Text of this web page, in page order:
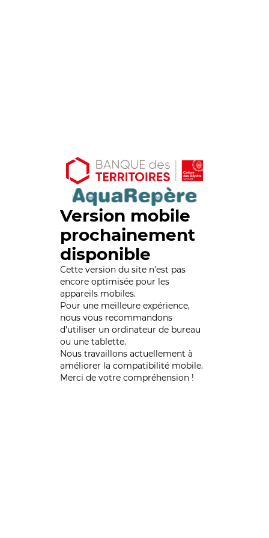
Version mobile
prochainement
disponible
Cette version du site n’est pas
encore optimisée pour les
appareils mobiles.
Pour une meilleure expérience,
nous vous recommandons
d'utiliser un ordinateur de bureau
ou une tablette.
Nous travaillons actuellement à
améliorer la compatibilité mobile.
Merci de votre compréhension !